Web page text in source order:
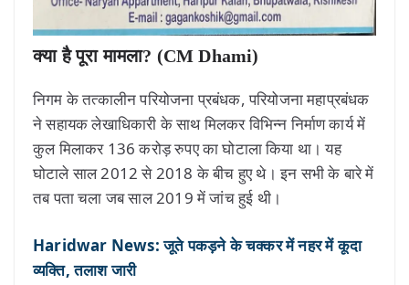
क्या है पूरा मामला? (CM Dhami)
निगम के तत्कालीन परियोजना प्रबंधक, परियोजना महाप्रबंधक
ने सहायक लेखाधिकारी के साथ मिलकर विभिन्न निर्माण कार्य में
कुल मिलाकर 136 करोड़ रुपए का घोटाला किया था। यह
घोटाले साल 2012 से 2018 के बीच हुए थे। इन सभी के बारे में
तब पता चला जब साल 2019 में जांच हुई थी।
Haridwar News: जूते पकड़ने के चक्कर में नहर में कूदा
व्यक्ति, तलाश जारी